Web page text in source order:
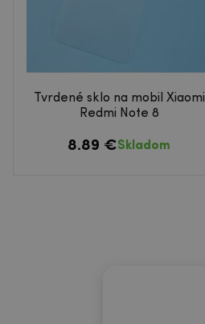
Tvrdené sklo na mobil Xiaomi
Redmi Note 8
8.89 €Skladom